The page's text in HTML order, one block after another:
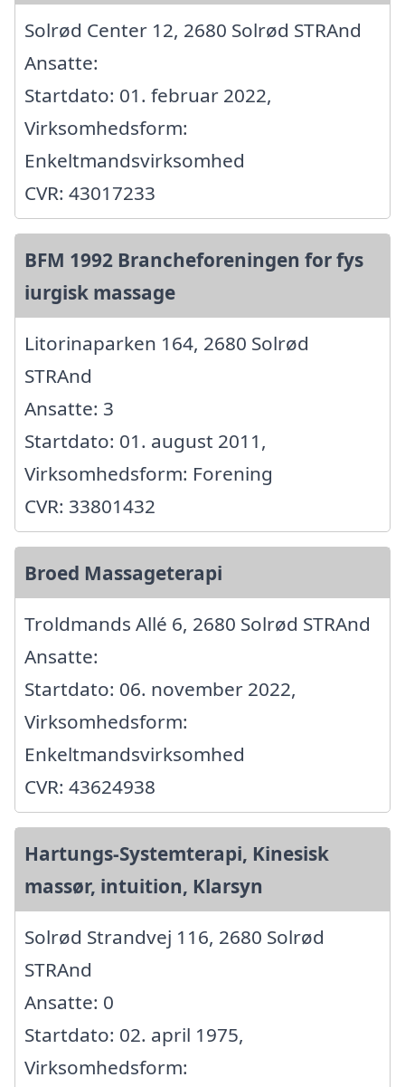
Solrød Center 12, 2680 Solrød STRAnd
Ansatte:
Startdato: 01. februar 2022,
Virksomhedsform:
Enkeltmandsvirksomhed
CVR: 43017233
BFM 1992 Brancheforeningen for fys
iurgisk massage
Litorinaparken 164, 2680 Solrød
STRAnd
Ansatte: 3
Startdato: 01. august 2011,
Virksomhedsform: Forening
CVR: 33801432
Broed Massageterapi
Troldmands Allé 6, 2680 Solrød STRAnd
Ansatte:
Startdato: 06. november 2022,
Virksomhedsform:
Enkeltmandsvirksomhed
CVR: 43624938
Hartungs-Systemterapi, Kinesisk
massør, intuition, Klarsyn
Solrød Strandvej 116, 2680 Solrød
STRAnd
Ansatte: 0
Startdato: 02. april 1975,
Virksomhedsform: